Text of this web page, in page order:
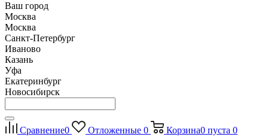
Ваш город
Москва
Москва
Санкт-Петербург
Иваново
Казань
Уфа
Екатеринбург
Новосибирск
Сравнение0 Отложенные 0 Корзина0 пуста 0